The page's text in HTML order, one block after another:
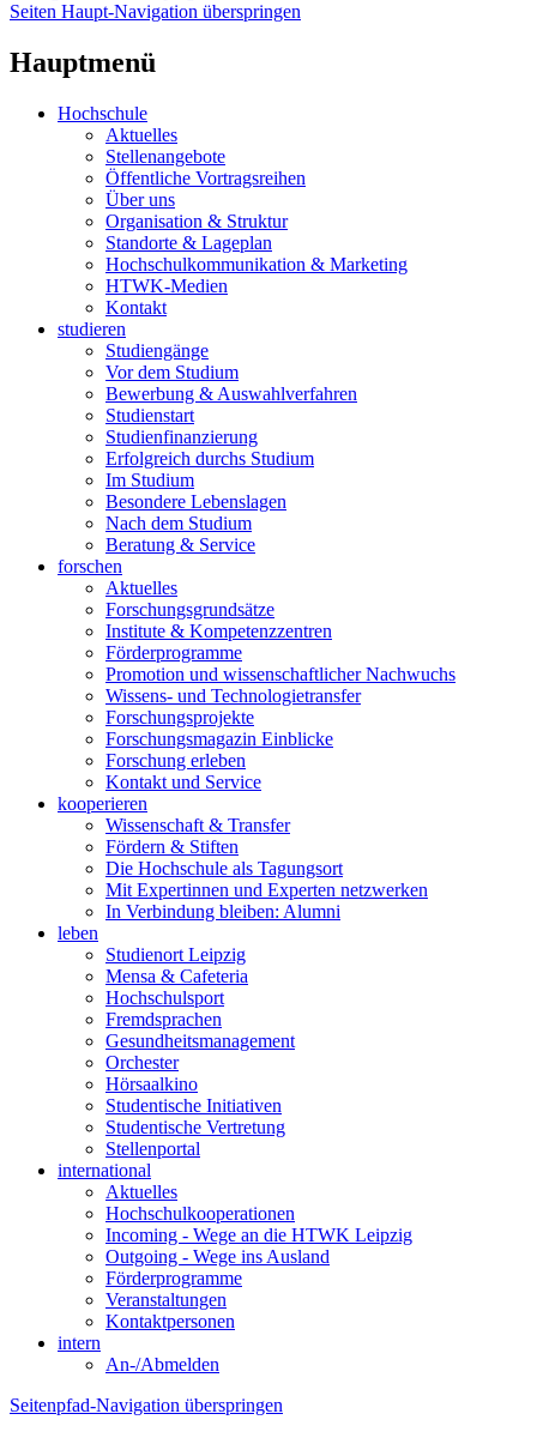
Seiten Haupt-Navigation überspringen
Hauptmenü
Hochschule
Aktuelles
Stellenangebote
Öffentliche Vortragsreihen
Über uns
Organisation & Struktur
Standorte & Lageplan
Hochschulkommunikation & Marketing
HTWK-Medien
Kontakt
studieren
Studiengänge
Vor dem Studium
Bewerbung & Auswahlverfahren
Studienstart
Studienfinanzierung
Erfolgreich durchs Studium
Im Studium
Besondere Lebenslagen
Nach dem Studium
Beratung & Service
forschen
Aktuelles
Forschungsgrundsätze
Institute & Kompetenzzentren
Förderprogramme
Promotion und wissenschaftlicher Nachwuchs
Wissens- und Technologietransfer
Forschungsprojekte
Forschungsmagazin Einblicke
Forschung erleben
Kontakt und Service
kooperieren
Wissenschaft & Transfer
Fördern & Stiften
Die Hochschule als Tagungsort
Mit Expertinnen und Experten netzwerken
In Verbindung bleiben: Alumni
leben
Studienort Leipzig
Mensa & Cafeteria
Hochschulsport
Fremdsprachen
Gesundheitsmanagement
Orchester
Hörsaalkino
Studentische Initiativen
Studentische Vertretung
Stellenportal
international
Aktuelles
Hochschulkooperationen
Incoming - Wege an die HTWK Leipzig
Outgoing - Wege ins Ausland
Förderprogramme
Veranstaltungen
Kontaktpersonen
intern
An-/Abmelden
Seitenpfad-Navigation überspringen